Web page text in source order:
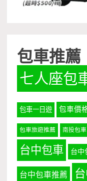
包車推薦
七人座包
包車一日遊 包車價
包車旅遊推薦 南投包車
台中包車 台中
台中包車推薦